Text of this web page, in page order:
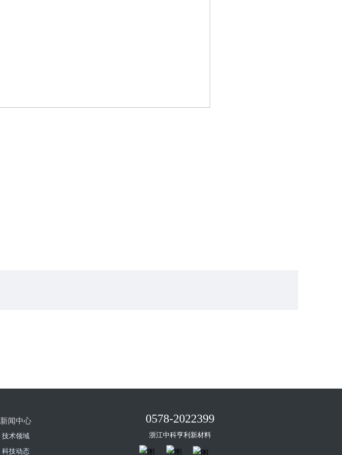
0578-2022399
浙江中科亨利新材料
新闻中心
技术领域
科技动态